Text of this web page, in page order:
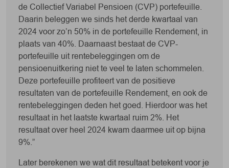
de Collectief Variabel Pensioen (CVP) portefeuille.
Daarin beleggen we sinds het derde kwartaal van
2024 voor zo’n 50% in de portefeuille Rendement, in
plaats van 40%. Daarnaast bestaat de CVP-
portefeuille uit rentebeleggingen om de
pensioenuitkering niet te veel te laten schommelen.
Deze portefeuille profiteert van de positieve
resultaten van de portefeuille Rendement, en ook de
rentebeleggingen deden het goed. Hierdoor was het
resultaat in het laatste kwartaal ruim 2%. Het
resultaat over heel 2024 kwam daarmee uit op bijna
9%.”
Later berekenen we wat dit resultaat betekent voor je